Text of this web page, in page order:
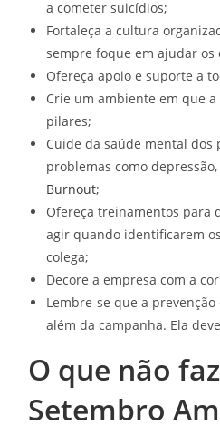
a cometer suicídios;
Fortaleça a cultura
sempre foque em ajudar os
Ofereça apoio e suporte a
Crie um ambiente em que
pilares;
Cuide da saúde mental
problemas como
Burnout;
Ofereça treinamentos para
agir quando identificarem
colega;
Decore a empresa com a
Lembre-se que a
além da campanha. Ela
O que não
Setembro